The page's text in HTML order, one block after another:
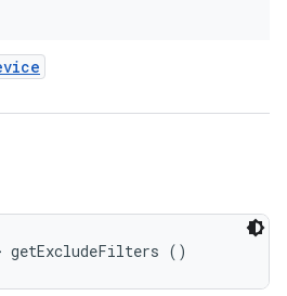
getExcludeFilters ()